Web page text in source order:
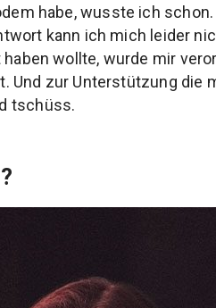
habe, wusste ich
kann ich mich leider
wollte, wurde mir
Und zur Unterstützung die
tschüss.